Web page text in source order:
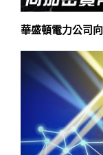
華盛頓電力公司